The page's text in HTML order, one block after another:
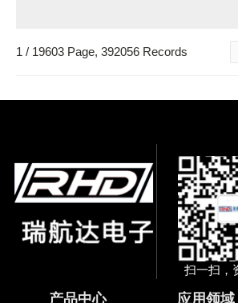
1 / 19603 Page, 392056 Records
扫一扫，
产品中心 应用领域